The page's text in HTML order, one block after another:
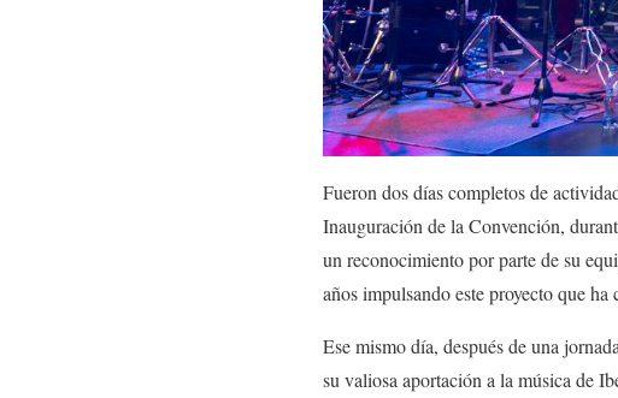
Fueron dos días completos de
Inauguración de la Convención,
un reconocimiento por parte de su
años impulsando este proyecto que ha
Ese mismo día, después de una
su valiosa aportación a la música de